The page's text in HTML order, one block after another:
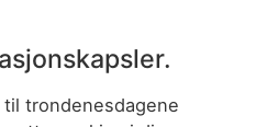
trondenesdagene